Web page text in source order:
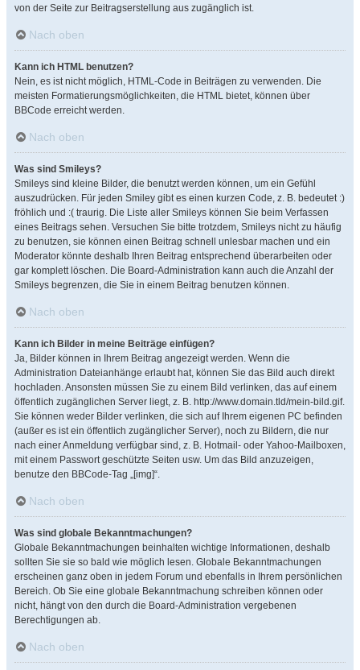
von der Seite zur Beitragserstellung aus zugänglich ist.
Nach oben
Kann ich HTML benutzen?
Nein, es ist nicht möglich, HTML-Code in Beiträgen zu verwenden. Die
meisten Formatierungsmöglichkeiten, die HTML bietet, können über
BBCode erreicht werden.
Nach oben
Was sind Smileys?
Smileys sind kleine Bilder, die benutzt werden können, um ein Gefühl
auszudrücken. Für jeden Smiley gibt es einen kurzen Code, z. B. bedeutet :)
fröhlich und :( traurig. Die Liste aller Smileys können Sie beim Verfassen
eines Beitrags sehen. Versuchen Sie bitte trotzdem, Smileys nicht zu häufig
zu benutzen, sie können einen Beitrag schnell unlesbar machen und ein
Moderator könnte deshalb Ihren Beitrag entsprechend überarbeiten oder
gar komplett löschen. Die Board-Administration kann auch die Anzahl der
Smileys begrenzen, die Sie in einem Beitrag benutzen können.
Nach oben
Kann ich Bilder in meine Beiträge einfügen?
Ja, Bilder können in Ihrem Beitrag angezeigt werden. Wenn die
Administration Dateianhänge erlaubt hat, können Sie das Bild auch direkt
hochladen. Ansonsten müssen Sie zu einem Bild verlinken, das auf einem
öffentlich zugänglichen Server liegt, z. B. http://www.domain.tld/mein-bild.gif.
Sie können weder Bilder verlinken, die sich auf Ihrem eigenen PC befinden
(außer es ist ein öffentlich zugänglicher Server), noch zu Bildern, die nur
nach einer Anmeldung verfügbar sind, z. B. Hotmail- oder Yahoo-Mailboxen,
mit einem Passwort geschützte Seiten usw. Um das Bild anzuzeigen,
benutze den BBCode-Tag „[img]“.
Nach oben
Was sind globale Bekanntmachungen?
Globale Bekanntmachungen beinhalten wichtige Informationen, deshalb
sollten Sie sie so bald wie möglich lesen. Globale Bekanntmachungen
erscheinen ganz oben in jedem Forum und ebenfalls in Ihrem persönlichen
Bereich. Ob Sie eine globale Bekanntmachung schreiben können oder
nicht, hängt von den durch die Board-Administration vergebenen
Berechtigungen ab.
Nach oben